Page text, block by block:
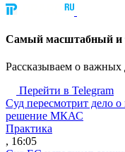
Cамый масштабный и
Рассказываем о
Перейти в Telegram
Суд пересмотрит дело
решение МКАС
Практика
, 16:05